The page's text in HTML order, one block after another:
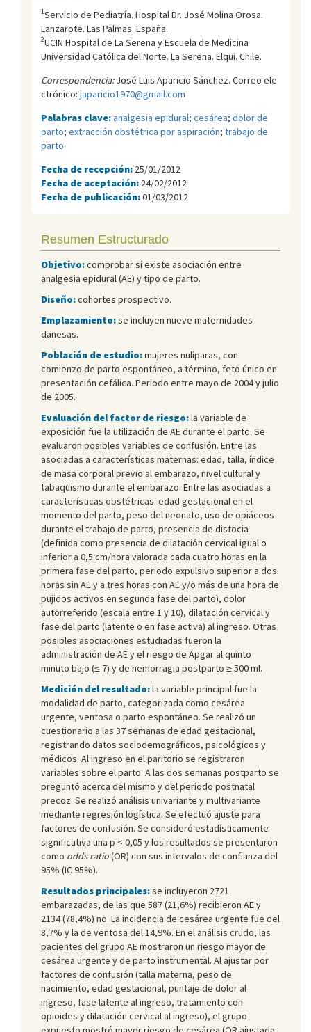
1Servicio de Pediatría. Hospital Dr. José Molina Orosa.
Lanzarote. Las Palmas. España.
2UCIN Hospital de La Serena y Escuela de Medicina
Universidad Católica del Norte. La Serena. Elqui. Chile.
Correspondencia:José Luis Aparicio Sánchez. Correo ele
ctrónico: japaricio1970@gmail.com
Palabras clave:analgesia epidural; cesárea; dolor de
parto; extracción obstétrica por aspiración; trabajo de
parto
Fecha de recepción: 25/01/2012
Fecha de aceptación: 24/02/2012
Fecha de publicación:01/03/2012
Resumen Estructurado
Objetivo:comprobar si existe asociación entre
analgesia epidural (AE) y tipo de parto.
Diseño:cohortes prospectivo.
Emplazamiento:se incluyen nueve maternidades
danesas.
Población de estudio:mujeres nulíparas, con
comienzo de parto espontáneo, a término, feto único en
presentación cefálica. Periodo entre mayo de 2004 y julio
de 2005.
Evaluación del factor de riesgo:la variable de
exposición fue la utilización de AE durante el parto. Se
evaluaron posibles variables de confusión. Entre las
asociadas a características maternas: edad, talla, índice
de masa corporal previo al embarazo, nivel cultural y
tabaquismo durante el embarazo. Entre las asociadas a
características obstétricas: edad gestacional en el
momento del parto, peso del neonato, uso de opiáceos
durante el trabajo de parto, presencia de distocia
(definida como presencia de dilatación cervical igual o
inferior a 0,5 cm/hora valorada cada cuatro horas en la
primera fase del parto, periodo expulsivo superior a dos
horas sin AE y a tres horas con AE y/o más de una hora de
pujidos activos en segunda fase del parto), dolor
autorreferido (escala entre 1 y 10), dilatación cervical y
fase del parto (latente o en fase activa) al ingreso. Otras
posibles asociaciones estudiadas fueron la
administración de AE y el riesgo de Apgar al quinto
minuto bajo (≤ 7) y de hemorragia postparto ≥ 500 ml.
Medición del resultado:la variable principal fue la
modalidad de parto, categorizada como cesárea
urgente, ventosa o parto espontáneo. Se realizó un
cuestionario a las 37 semanas de edad gestacional,
registrando datos sociodemográficos, psicológicos y
médicos. Al ingreso en el paritorio se registraron
variables sobre el parto. A las dos semanas postparto se
preguntó acerca del mismo y del periodo postnatal
precoz. Se realizó análisis univariante y multivariante
mediante regresión logística. Se efectuó ajuste para
factores de confusión. Se consideró estadísticamente
significativa una p < 0,05 y los resultados se presentaron
como odds ratio(OR) con sus intervalos de confianza del
95% (IC 95%).
Resultados principales:se incluyeron 2721
embarazadas, de las que 587 (21,6%) recibieron AE y
2134 (78,4%) no. La incidencia de cesárea urgente fue del
8,7% y la de ventosa del 14,9%. En el análisis crudo, las
pacientes del grupo AE mostraron un riesgo mayor de
cesárea urgente y de parto instrumental. Al ajustar por
factores de confusión (talla materna, peso de
nacimiento, edad gestacional, puntaje de dolor al
ingreso, fase latente al ingreso, tratamiento con
opioides y dilatación cervical al ingreso), el grupo